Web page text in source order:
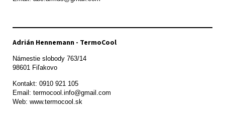
Adrián Hennemann - TermoCool
Námestie slobody 763/14
98601 Fiľakovo
Kontakt: 0910 921 105
Email: termocool.info@gmail.com
Web: www.termocool.sk